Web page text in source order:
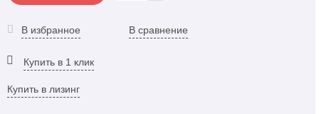
В избранное В сравнение
Купить в 1 клик
Купить в лизинг